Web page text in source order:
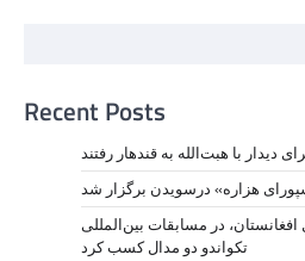
Recent Posts
دیدار با هبت‌الله به قندهار رفتند
هزاره» درسویدن برگزار شد
در مسابقات بین‌المللی
تکواندو دو مدال کسب کرد